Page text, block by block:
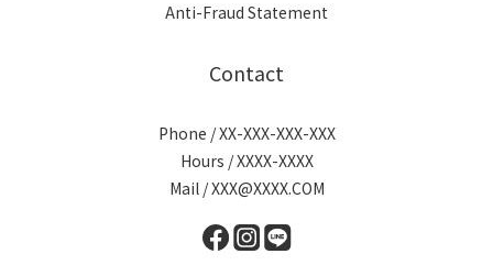
Anti-Fraud Statement
Contact
Phone / XX-XXX-XXX-XXX
Hours / XXXX-XXXX
Mail / XXX@XXXX.COM